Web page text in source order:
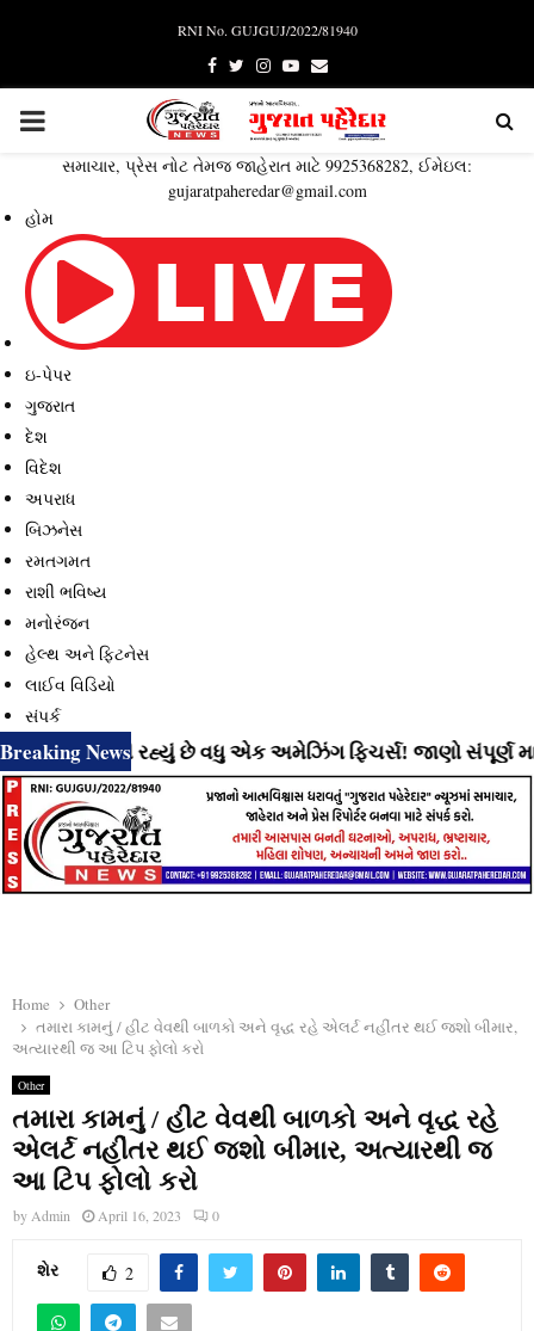
RNI No. GUJGUJ/2022/81940
Facebook
TwitterInstagram
YoutubeEmail
PRIMARY
MENU
સમાચાર, પ્રેસ નોટ તેમજ જાહેરાત માટે 9925368282, ઈમેઇલ:
gujaratpaheredar@gmail.com
હોમ
ઇ-પેપર
ગુજરાત
દેશ
વિદેશ
અપરાધ
બિઝનેસ
રમતગમત
રાશી ભવિષ્ય
મનોરંજન
હેલ્થ અને ફિટનેસ
લાઈવ વિડિયો
સંપર્ક
Breaking News
લાવી રહ્યું છે વધુ એક અમેઝિંગ ફિચર્સ! જાણો સંપૂર્ણ માહિતી
Home
Other
તમારા કામનું / હીટ વેવથી બાળકો અને વૃદ્ધ રહે એલર્ટ નહીંતર થઈ જશો બીમાર,
અત્યારથી જ આ ટિપ ફોલો કરો
Other
તમારા કામનું / હીટ વેવથી બાળકો અને વૃદ્ધ રહે
એલર્ટ નહીંતર થઈ જશો બીમાર, અત્યારથી જ
આ ટિપ ફોલો કરો
by Admin April 16, 2023 0
શેર 2